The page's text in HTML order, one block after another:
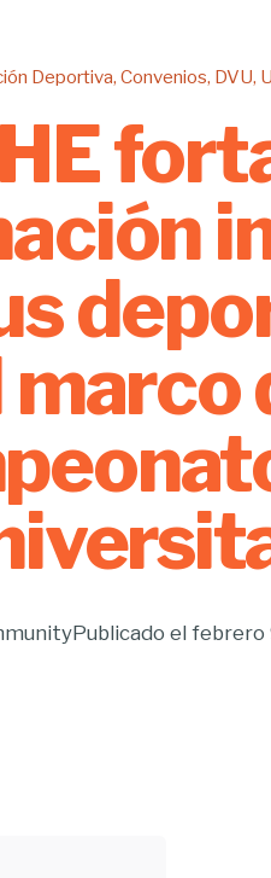
Deportiva Convenios DVU
marco
Publicado el febrero